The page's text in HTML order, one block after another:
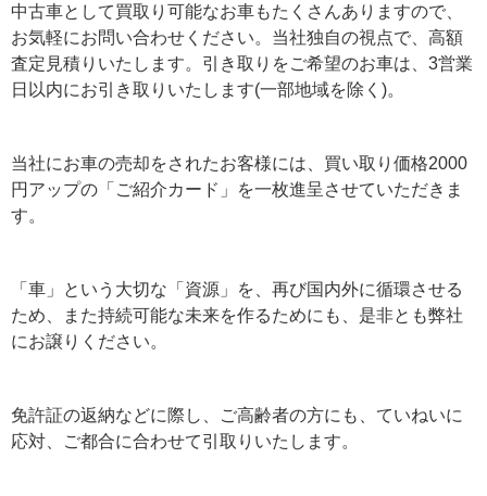
中古車として買取り可能なお車もたくさんありますので、
お気軽にお問い合わせください。当社独自の視点で、高額
査定見積りいたします。引き取りをご希望のお車は、3営業
日以内にお引き取りいたします(一部地域を除く)。
当社にお車の売却をされたお客様には、買い取り価格2000
円アップの「ご紹介カード」を一枚進呈させていただきま
す。
「車」という大切な「資源」を、再び国内外に循環させる
ため、また持続可能な未来を作るためにも、是非とも弊社
にお譲りください。
免許証の返納などに際し、ご高齢者の方にも、ていねいに
応対、ご都合に合わせて引取りいたします。